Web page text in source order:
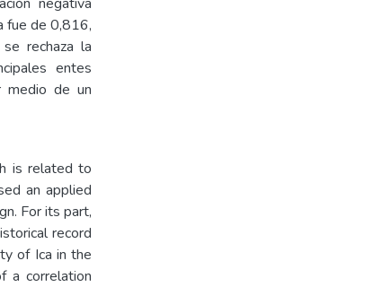
fue de 0,816,
rechaza la
entes
medio de un
is related to
an applied
For its part,
record
of Ica in the
a correlation